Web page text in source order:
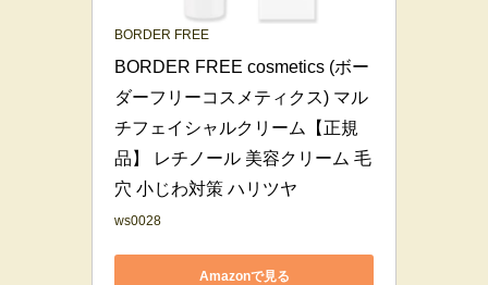
BORDER FREE
BORDER FREE cosmetics (ボー
ダーフリーコスメティクス) マル
チフェイシャルクリーム【正規
品】 レチノール 美容クリーム 毛
穴 小じわ対策 ハリツヤ
ws0028
Amazonで見る